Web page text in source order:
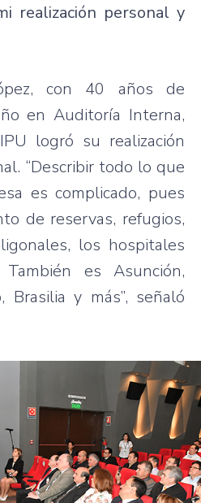
realización personal y
con 40 años de
en Auditoría Interna,
logró su realización
“Describir todo lo que
es complicado, pues
de reservas, refugios,
los hospitales
es Asunción,
Brasilia y más”, señaló